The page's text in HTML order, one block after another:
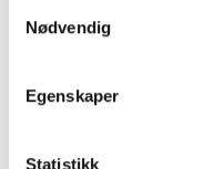
Nødvendig
Egenskaper
Statistikk